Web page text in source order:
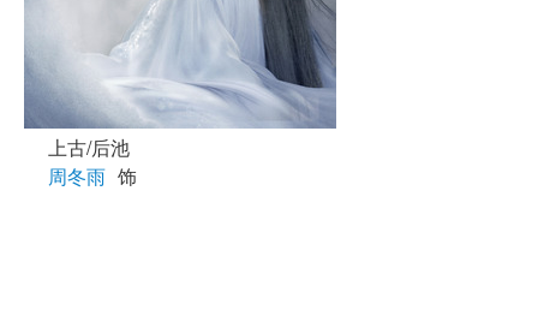
上古/后池
周冬雨 饰